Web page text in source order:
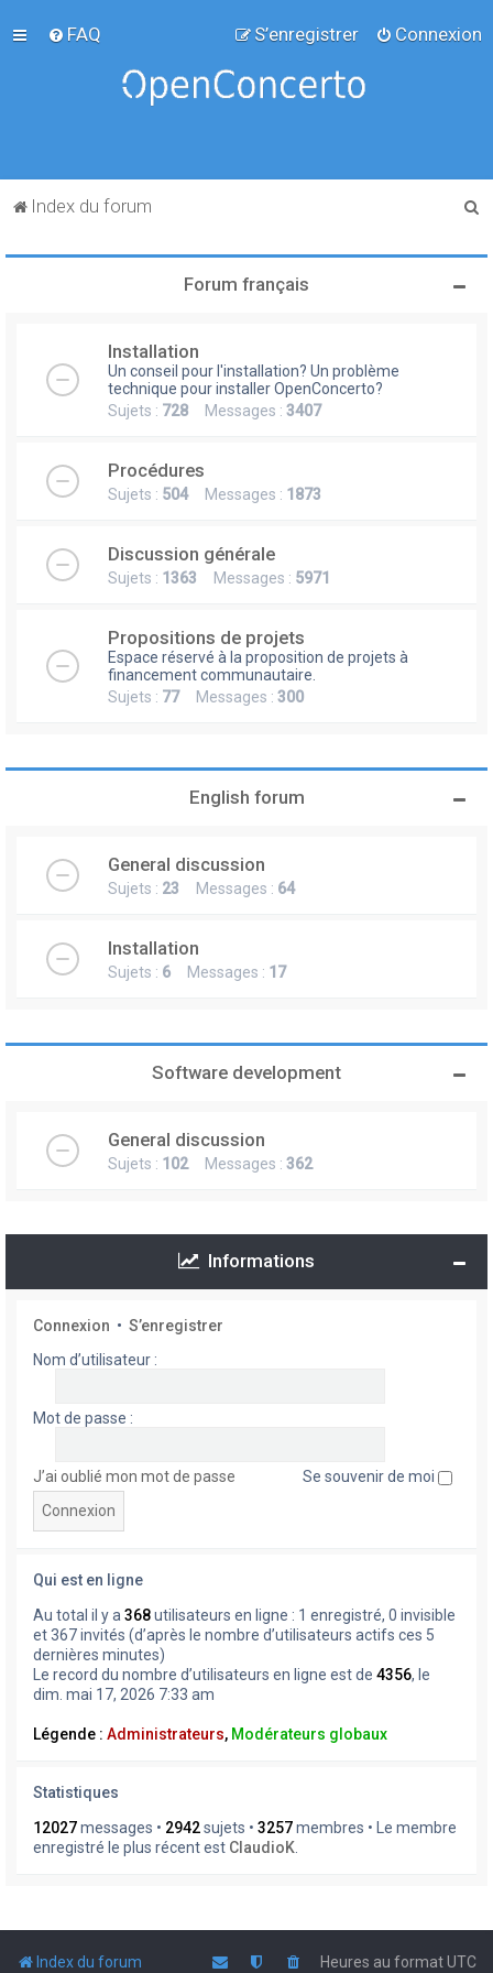
FAQ Connexion
S’enregistrer
Index du forum
Forum français
Installation
Un conseil pour l'installation? Un problème
technique pour installer OpenConcerto?
Sujets : 728 Messages : 3407
Procédures
Sujets : 504Messages : 1873
Discussion générale
Sujets : 1363 Messages : 5971
Propositions de projets
Espace réservé à la proposition de projets à
financement communautaire.
Sujets : 77Messages : 300
English forum
General discussion
Sujets : 23 Messages : 64
Installation
Sujets : 6 Messages : 17
Software development
General discussion
Sujets : 102Messages : 362
Informations
Connexion • S’enregistrer
Nom d’utilisateur :
Mot de passe :
J’ai oublié mon mot de passe Se souvenir de moi
Qui est en ligne
Au total il y a 368utilisateurs en ligne : 1 enregistré, 0 invisible
et 367 invités (d’après le nombre d’utilisateurs actifs ces 5
dernières minutes)
Le record du nombre d’utilisateurs en ligne est de 4356, le
dim. mai 17, 2026 7:33 am
Légende : Administrateurs, Modérateurs globaux
Statistiques
12027messages • 2942sujets • 3257membres • Le membre
enregistré le plus récent est ClaudioK
Index du forum Heures au formatUTC